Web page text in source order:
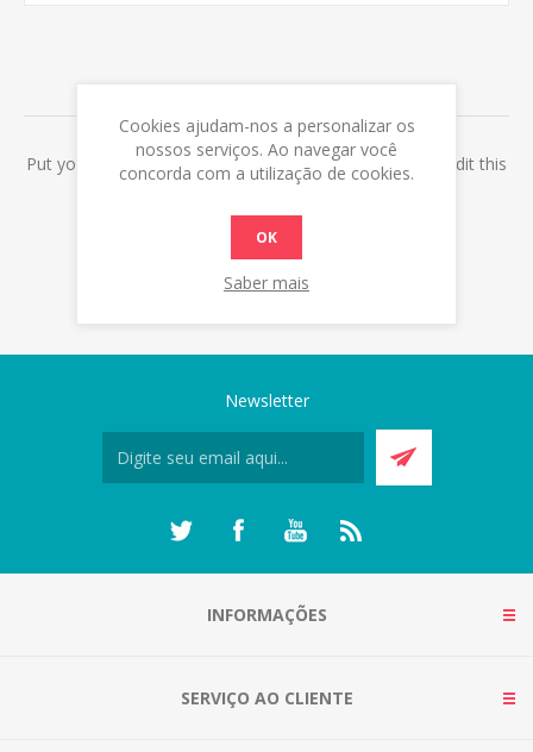
Put your login / registration information here. You can edit this
Newsletter
INFORMAÇÕES
SERVIÇO AO CLIENTE
Cookies ajudam-nos a personalizar os
nossos serviços. Ao navegar você
concorda com a utilização de cookies.
OK
Saber mais